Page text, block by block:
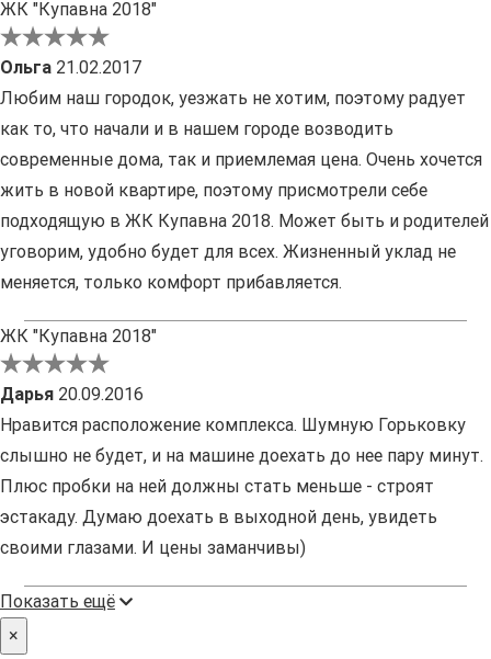
ЖК "Купавна 2018"
Ольга 21.02.2017
Любим наш городок, уезжать не хотим, поэтому радует
как то, что начали и в нашем городе возводить
современные дома, так и приемлемая цена. Очень хочется
жить в новой квартире, поэтому присмотрели себе
подходящую в ЖК Купавна 2018. Может быть и родителей
уговорим, удобно будет для всех. Жизненный уклад не
меняется, только комфорт прибавляется.
ЖК "Купавна 2018"
Дарья 20.09.2016
Нравится расположение комплекса. Шумную Горьковку
слышно не будет, и на машине доехать до нее пару минут.
Плюс пробки на ней должны стать меньше - строят
эстакаду. Думаю доехать в выходной день, увидеть
своими глазами. И цены заманчивы)
Показать ещё
×